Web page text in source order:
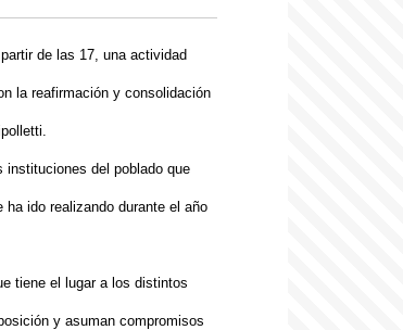
de las 17, una actividad
la reafirmación y consolidación
instituciones del poblado que
ido realizando durante el año
tiene el lugar a los distintos
y asuman compromisos